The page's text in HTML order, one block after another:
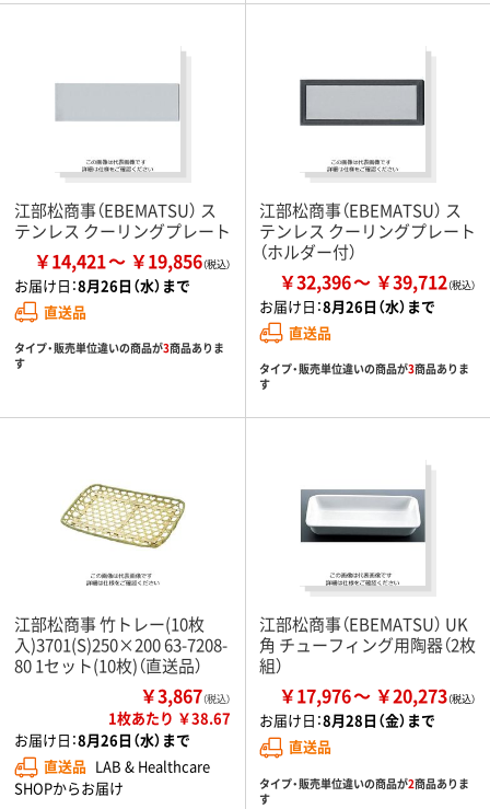
江部松商事（EBEMATSU） ス
テンレス クーリングプレート
￥14,421 ￥19,856
お届け日：8月26日（水）まで
直送品
タイプ・販売単位違いの商品が3商品ありま
す
江部松商事（EBEMATSU） ス
テンレス クーリングプレート
（ホルダー付）
￥32,396 ￥39,712
お届け日：8月26日（水）まで
直送品
タイプ・販売単位違いの商品が3商品ありま
す
江部松商事 竹トレー(10枚
入)3701(S)250×200 63-7208-
80 1セット(10枚)（直送品）
￥3,867（税込）
1枚あたり ￥38.67
お届け日：8月26日（水）まで
直送品 LAB & Healthcare
SHOPからお届け
江部松商事（EBEMATSU） UK
角 チューフィング用陶器（2枚
組）
￥17,976 ￥20,273
お届け日：8月28日（金）まで
直送品
タイプ・販売単位違いの商品が2商品ありま
す